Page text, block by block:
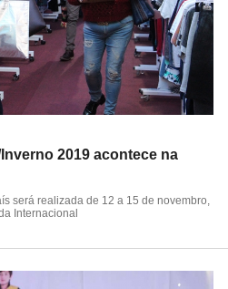
2019 acontece na
será realizada de 12 a 15 de novembro,
Internacional